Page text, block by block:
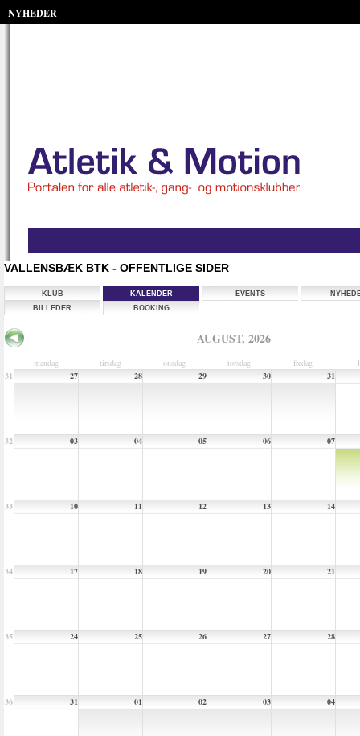
NYHEDER
VALLENSBÆK BTK - OFFENTLIGE SIDER
KLUB KALENDER EVENTS
BILLEDER
BOOKING
AUGUST, 2026
mandag tirsdag onsdag torsdag fredag
31
27 28 29 30 31
32 03 04 05 06 07
33 10 11 12 13 14
34 17 18 19 20 21
35 24 25 26 27 28
36 31 01 02 03 04